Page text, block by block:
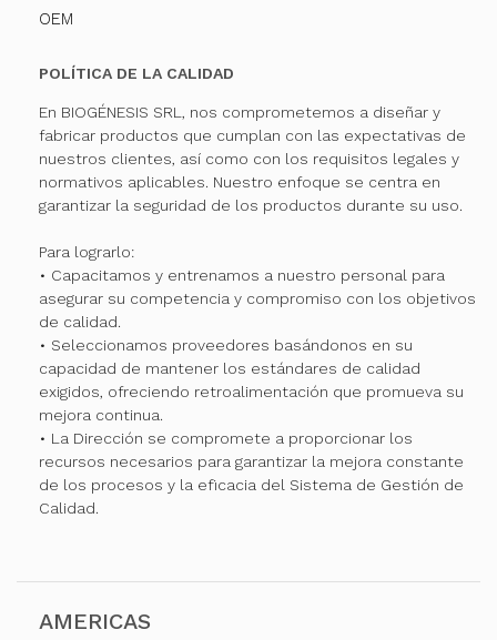
OEM
POLÍTICA DE LA CALIDAD
En BIOGÉNESIS SRL, nos comprometemos a diseñar y
fabricar productos que cumplan con las expectativas de
nuestros clientes, así como con los requisitos legales y
normativos aplicables. Nuestro enfoque se centra en
garantizar la seguridad de los productos durante su uso.
Para lograrlo:
• Capacitamos y entrenamos a nuestro personal para
asegurar su competencia y compromiso con los objetivos
de calidad.
• Seleccionamos proveedores basándonos en su
capacidad de mantener los estándares de calidad
exigidos, ofreciendo retroalimentación que promueva su
mejora continua.
• La Dirección se compromete a proporcionar los
recursos necesarios para garantizar la mejora constante
de los procesos y la eficacia del Sistema de Gestión de
Calidad.
AMERICAS